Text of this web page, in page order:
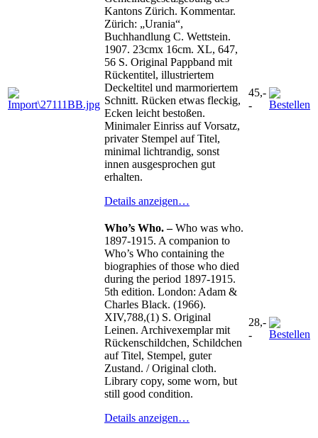
Kantons Zürich. Kommentar.
Zürich: „Urania“,
Buchhandlung C. Wettstein.
1907. 23cmx 16cm. XL, 647,
56 S. Original Pappband mit
Rückentitel, illustriertem
Deckeltitel und marmoriertem
Schnitt. Rücken etwas fleckig,
Ecken leicht bestoßen.
Minimaler Einriss auf Vorsatz,
privater Stempel auf Titel,
minimal lichtrandig, sonst
innen ausgesprochen gut
erhalten.
Details anzeigen…
45,-
-
Who’s Who. –Who was who.
1897-1915. A companion to
Who’s Who containing the
biographies of those who died
during the period 1897-1915.
5th edition. London: Adam &
Charles Black. (1966).
XIV,788,(1) S. Original
Leinen. Archivexemplar mit
Rückenschildchen, Schildchen
auf Titel, Stempel, guter
Zustand. / Original cloth.
Library copy, some worn, but
still good condition.
Details anzeigen…
28,-
-